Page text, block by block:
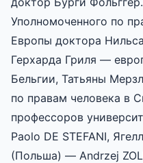
Уполномоченного по
Европы доктора
Герхарда Гриля —
Бельгии, Татьяны
по правам человека в
профессоров
Paolo DE STEFANI,
(Польша) — Andrzej